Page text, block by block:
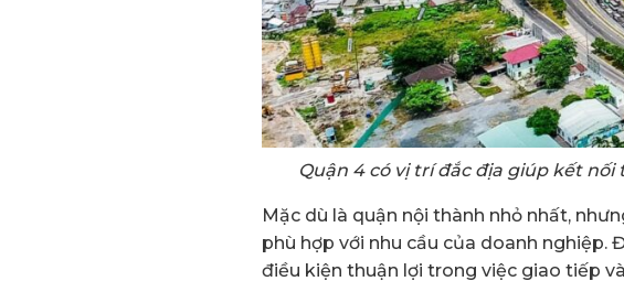
Quận 4 có vị trí đắc địa giúp kết
Mặc dù là quận nội thành nhỏ nhất,
phù hợp với nhu cầu của doanh nghiệp.
điều kiện thuận lợi trong việc giao tiếp